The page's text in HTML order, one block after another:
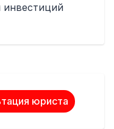
инвестиций
юриста